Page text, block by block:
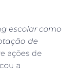
escolar como
de
ações de
a